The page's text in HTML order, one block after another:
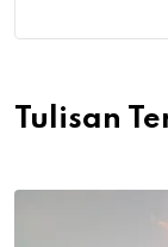
Tulisan